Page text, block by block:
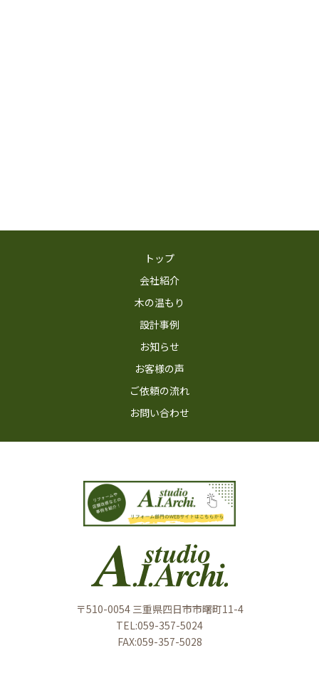
トップ
会社紹介
木の温もり
設計事例
お知らせ
お客様の声
ご依頼の流れ
お問い合わせ
〒510-0054 三重県四⽇市市曙町11-4
TEL:059-357-5024
FAX:059-357-5028